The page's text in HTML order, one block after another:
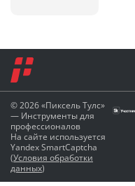
© 2026 «Пиксель Тулс»
— Инструменты для
профессионалов
На сайте используется
Yandex SmartCaptcha
(Условия обработки
данных)